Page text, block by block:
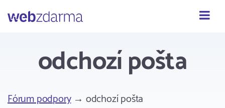
Webzdarma
odchozí pošta
Fórum podpory→ odchozí pošta